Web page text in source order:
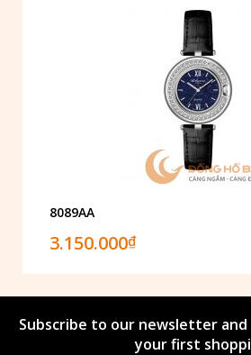
8089AA
3.150.000₫
Subscribe to our newsletter
your first